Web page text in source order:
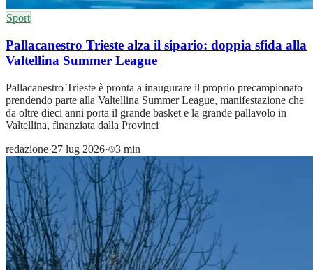
Sport
Pallacanestro Trieste alza il sipario: doppia sfida alla
Valtellina Summer League
Pallacanestro Trieste è pronta a inaugurare il proprio precampionato
prendendo parte alla Valtellina Summer League, manifestazione che
da oltre dieci anni porta il grande basket e la grande pallavolo in
Valtellina, finanziata dalla Provinci
redazione·27 lug 2026· 3 min